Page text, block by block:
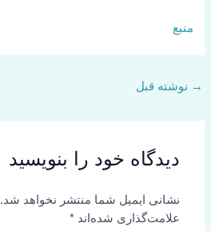
منبع
→ نوشته قبل
دیدگاه‌ خود را بنویسید
نشانی ایمیل شما منتشر نخواهد شد.
علامت‌گذاری شده‌اند*